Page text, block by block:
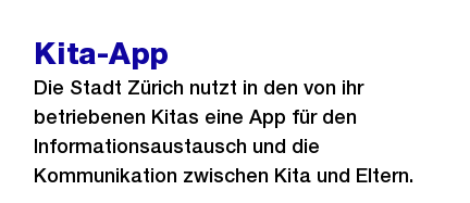
Kita-App
Die Stadt Zürich nutzt in den von ihr
betriebenen Kitas eine App für den
Informationsaustausch und die
Kommunikation zwischen Kita und Eltern.